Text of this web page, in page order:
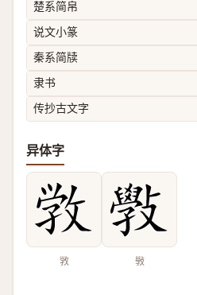
楚系简帛
说文小篆
秦系简牍
隶书
传抄古文字
异体字
敩 斅